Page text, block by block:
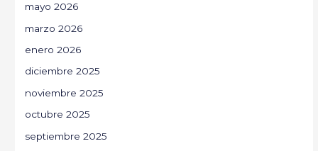
mayo 2026
marzo 2026
enero 2026
diciembre 2025
noviembre 2025
octubre 2025
septiembre 2025